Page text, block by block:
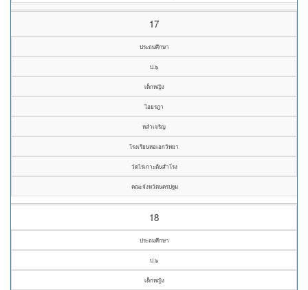
17
ประถมศึกษา
ป.๖
เด็กหญิง
ไอยรฎา
หลำเจริญ
โรงเรียนหอเอกวิทยา
วัดไร่เกาะต้นสำโรง
คณะจังหวัดนครปฐม
18
ประถมศึกษา
ป.๖
เด็กหญิง